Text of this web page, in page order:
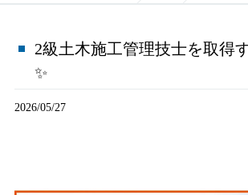
2級土木施工管理技士を取得
✨
2026/05/27